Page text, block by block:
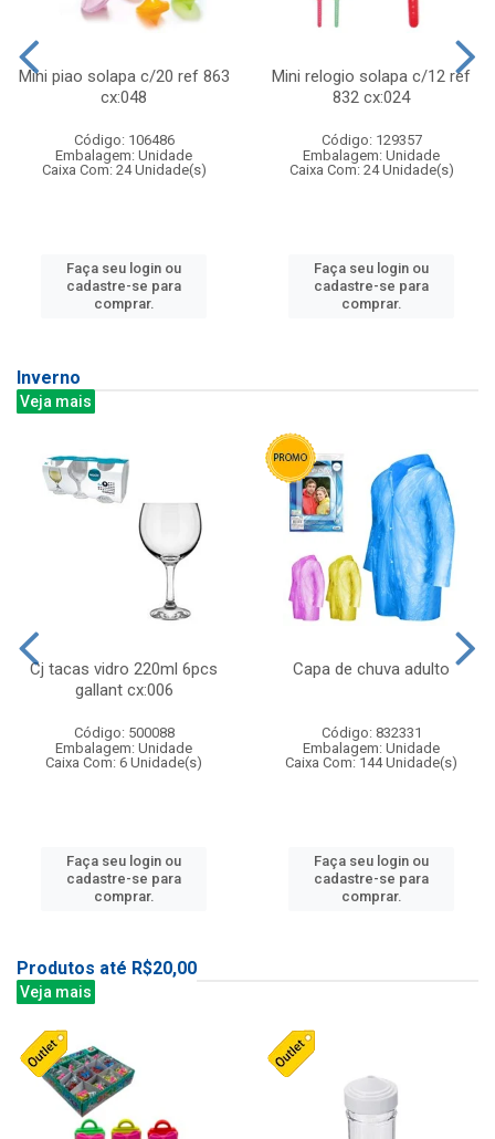
Mini piao solapa c/20 ref 863
cx:048
Código: 106486
Embalagem: Unidade
Caixa Com: 24 Unidade(s)
Faça seu login ou
cadastre-se para
comprar.
Mini relogio solapa c/12 ref
832 cx:024
Código: 129357
Embalagem: Unidade
Caixa Com: 24 Unidade(s)
Faça seu login ou
cadastre-se para
comprar.
Inverno
Veja mais
Cj tacas vidro 220ml 6pcs
gallant cx:006
Código: 500088
Embalagem: Unidade
Caixa Com: 6 Unidade(s)
Faça seu login ou
cadastre-se para
comprar.
Capa de chuva adulto
Código: 832331
Embalagem: Unidade
Caixa Com: 144 Unidade(s)
Faça seu login ou
cadastre-se para
comprar.
Produtos até R$20,00
Veja mais